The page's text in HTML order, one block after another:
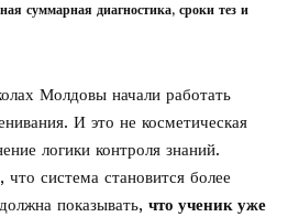
суммарная диагностика, сроки тез и
Молдовы начали работать
И это не косметическая
логики контроля знаний.
система становится более
показывать, что ученик уже